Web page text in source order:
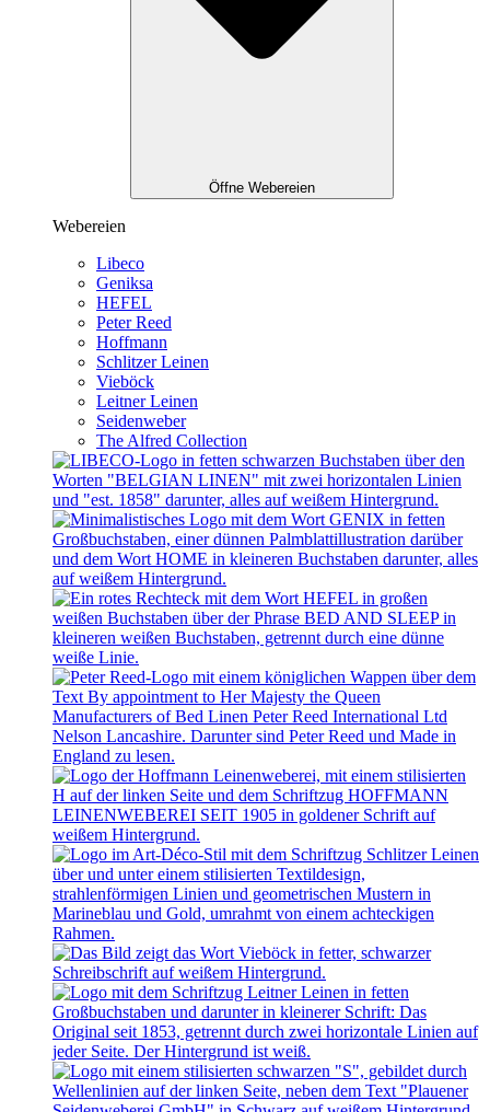
Öffne Webereien
Webereien
Libeco
Geniksa
HEFEL
Peter Reed
Hoffmann
Schlitzer Leinen
Vieböck
Leitner Leinen
Seidenweber
The Alfred Collection